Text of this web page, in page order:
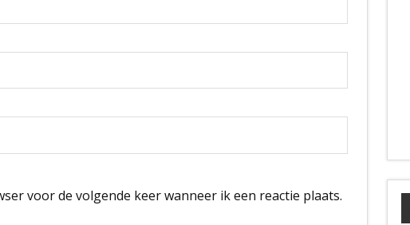
voor de volgende keer wanneer ik een reactie plaats.